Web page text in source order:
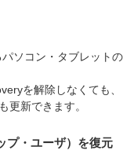
ソコン・タブレットの
を解除しなくても、
更新できます。
プ・ユーザ）を復元